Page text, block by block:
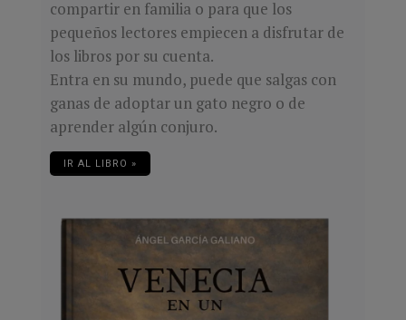
compartir en familia o para que los
pequeños lectores empiecen a disfrutar de
los libros por su cuenta.
Entra en su mundo, puede que salgas con
ganas de adoptar un gato negro o de
aprender algún conjuro.
IR AL LIBRO »